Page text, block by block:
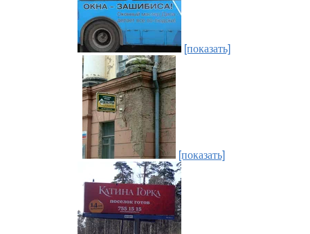
[показать]
[показать]